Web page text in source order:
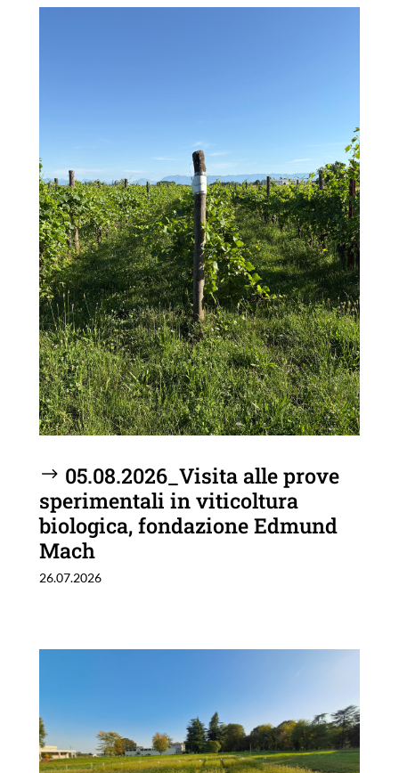
05.08.2026_Visita alle prove
sperimentali in viticoltura
biologica, fondazione Edmund
Mach
26.07.2026